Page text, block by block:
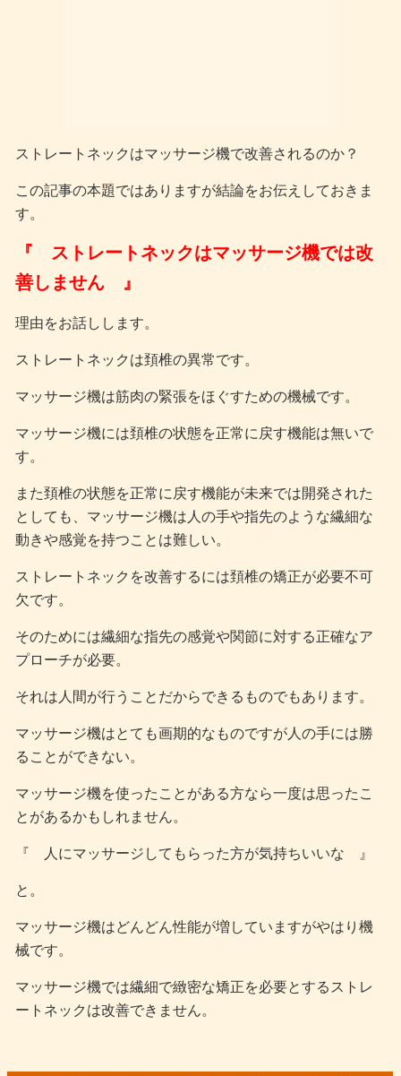
ストレートネックはマッサージ機で改善されるのか？
この記事の本題ではありますが結論をお伝えしておきま
す。
『 ストレートネックはマッサージ機では改
善しません 』
理由をお話しします。
ストレートネックは頚椎の異常です。
マッサージ機は筋肉の緊張をほぐすための機械です。
マッサージ機には頚椎の状態を正常に戻す機能は無いで
す。
また頚椎の状態を正常に戻す機能が未来では開発された
としても、マッサージ機は人の手や指先のような繊細な
動きや感覚を持つことは難しい。
ストレートネックを改善するには頚椎の矯正が必要不可
欠です。
そのためには繊細な指先の感覚や関節に対する正確なア
プローチが必要。
それは人間が行うことだからできるものでもあります。
マッサージ機はとても画期的なものですが人の手には勝
ることができない。
マッサージ機を使ったことがある方なら一度は思ったこ
とがあるかもしれません。
『 人にマッサージしてもらった方が気持ちいいな 』
と。
マッサージ機はどんどん性能が増していますがやはり機
械です。
マッサージ機では繊細で緻密な矯正を必要とするストレ
ートネックは改善できません。